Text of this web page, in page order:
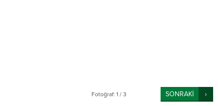
Fotoğraf: 1 / 3 SONRAKİ